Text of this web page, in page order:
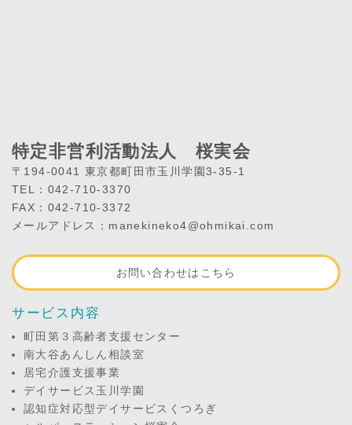
特定非営利活動法人 桜実会
〒194-0041 東京都町田市玉川学園3-35-1
TEL：042-710-3370
FAX：042-710-3372
メールアドレス：manekineko4@ohmikai.com
お問い合わせはこちら
サービス内容
町田第３高齢者支援センター
南大谷あんしん相談室
居宅介護支援事業
デイサービス玉川学園
認知症対応型デイサービスくつろぎ